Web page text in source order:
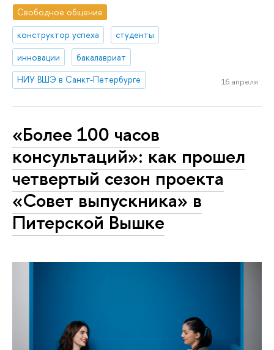
Свободное общение
конструктор успеха
студенты
инновации
бакалавриат
НИУ ВШЭ в Санкт-Петербурге
16 апреля
«Более 100 часов
консультаций»: как прошел
четвертый сезон проекта
«Совет выпускника» в
Питерской Вышке